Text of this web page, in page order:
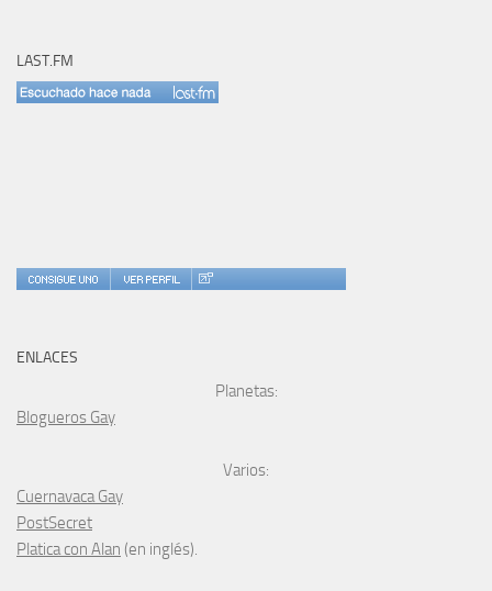
LAST.FM
ENLACES
Planetas:
Blogueros Gay
Varios:
Cuernavaca Gay
PostSecret
Platica con Alan (en inglés).